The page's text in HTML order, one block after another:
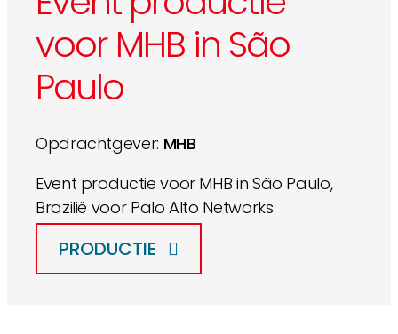
voor MHB in São
Paulo
Opdrachtgever: MHB
Event productie voor MHB in São Paulo,
Brazilië voor Palo Alto Networks
PRODUCTIE